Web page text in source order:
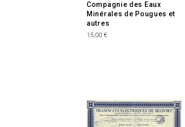
Compagnie des Eaux
Minérales de Pougues et
autres
Prix
15,00 €